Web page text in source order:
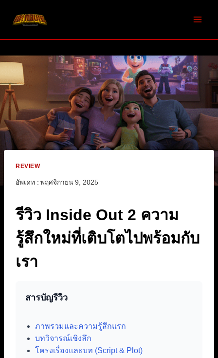
REVIEW
อัพเดท : พฤศจิกายน 9, 2025
รีวิว Inside Out 2 ความ
รู้สึกใหม่ที่เติบโตไปพร้อมกับ
เรา
สารบัญรีวิว
ภาพรวมและความรู้สึกแรก
บทวิจารณ์เชิงลึก
โครงเรื่องและบท (Script & Plot)